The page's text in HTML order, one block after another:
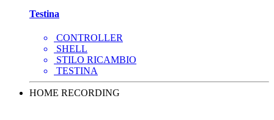
Testina
CONTROLLER
SHELL
STILO RICAMBIO
TESTINA
HOME RECORDING